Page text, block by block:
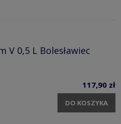
V 0,5 L Bolesławiec
117,90 zł
DO KOSZYKA